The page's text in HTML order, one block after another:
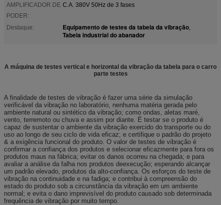
AMPLIFICADOR DE
PODER:
C.A. 380V 50Hz de 3 fases
Destaque: Equipamento de testes da tabela da vibração,
Tabela industrial do abanador
A máquina de testes vertical e horizontal da vibração da tabela para o carro
parte testes
A finalidade de testes de vibração é fazer uma série da simulação
verificável da vibração no laboratório, nenhuma matéria gerada pelo
ambiente natural ou sintético da vibração; como ondas, aletas maré,
vento, terremoto ou chuva e assim por diante. É testar se o produto é
capaz de sustentar o ambiente da vibração exercido do transporte ou do
uso ao longo de seu ciclo de vida eficaz; e certifique o padrão do projeto
& a exigência funcional do produto. O valor de testes de vibração é
confirmar a confiança dos produtos e selecionar eficazmente para fora os
produtos maus na fábrica; evitar os danos ocorreu na chegada; e para
avaliar a análise da falha nos produtos deexecução; esperando alcançar
um padrão elevado, produtos da alto-confiança. Os esforços do teste de
vibração na continuidade e na fadiga; e contribui à compreensão do
estado do produto sob a circunstância da vibração em um ambiente
normal; e evita o dano imprevisível do produto causado sob determinada
frequência de vibração por muito tempo.